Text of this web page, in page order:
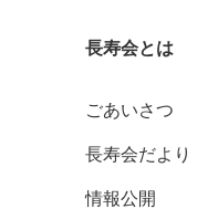
長寿会とは
ごあいさつ
長寿会だより
情報公開